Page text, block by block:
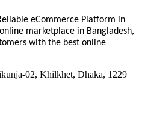
eCommerce Platform in
marketplace in Bangladesh,
with the best online
02, Khilkhet, Dhaka, 1229